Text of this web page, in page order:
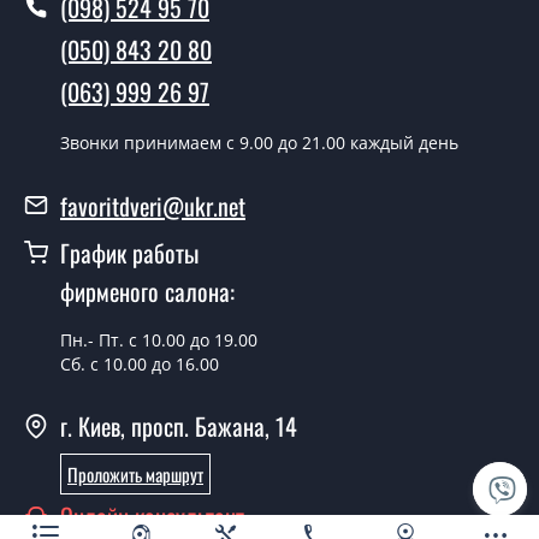
В тот же день в течении нескольких часов, при
условии наличия их на складе, либо на следующий
замерщика?
Да можно.
У вас есть в наличии готовые
уличные двери?
Да, мы имеем большой ассортимент готовых уличных
Какая стоимость самых дешевых
уличных дверей?
От 5200 грн.
(098) 524 95 70
(050) 843 20 80
(063) 999 26 97
Звонки принимаем c 9.00 до 21.00 каждый день
favoritdveri@ukr.net
График работы
фирменого салона:
Пн.- Пт. с 10.00 до 19.00
Сб. с 10.00 до 16.00
г. Киев, просп. Бажана, 14
Проложить маршрут
Онлайн консультант